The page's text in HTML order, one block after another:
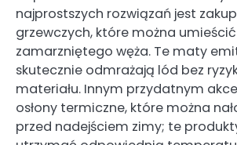
najprostszych rozwiązań jest
grzewczych, które można umieścić
zamarzniętego węża. Te maty
skutecznie odmrażają lód bez
materiału. Innym przydatnym
osłony termiczne, które można
przed nadejściem zimy; te